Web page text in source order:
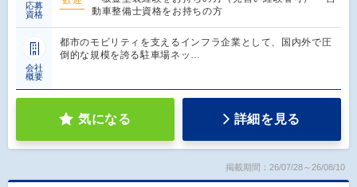
応募
資格
動車整備士資格をお持ちの方
会社
概要
都市のモビリティを支えるインフラ企業として、国内外で圧
倒的な規模を誇る駐車場ネッ…
気になる 詳細を見る
掲載期間：26/07/28～26/08/10